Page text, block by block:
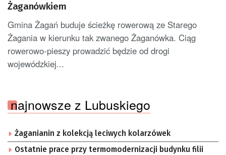
Żaganówkiem
Gmina Żagań buduje ścieżkę rowerową ze Starego
Żagania w kierunku tak zwanego Żaganówka. Ciąg
rowerowo-pieszy prowadzić będzie od drogi
wojewódzkiej...
najnowsze z Lubuskiego
Żaganianin z kolekcją leciwych kolarzówek
Ostatnie prace przy termomodernizacji budynku filii